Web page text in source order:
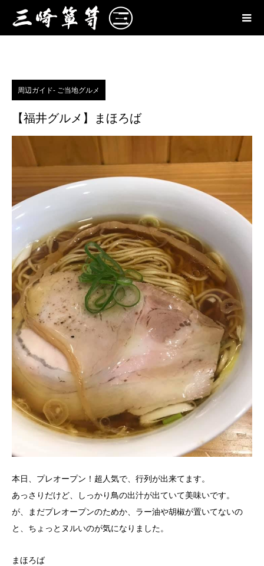
周辺ガイド- ご当地グルメ
【福井グルメ】まほろば
本日、プレオープン！超人気で、行列が出来てます。
あっさりだけど、しっかり鳥の出汁が出ていて美味いです。
が、まだプレオープンのためか、ラー油や胡椒が置いてないの
と、ちょっとヌルいのが気になりました。
まほろば